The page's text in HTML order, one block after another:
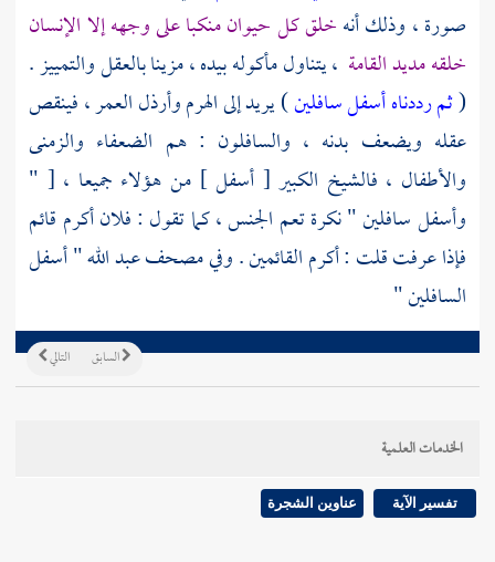
صورة ، وذلك أنهخلق كل حيوان منكبا على وجهه إلا الإنسان
خلقه مديد القامة ، يتناول مأكوله بيده ، مزينا بالعقل والتمييز .
(ثم رددناه أسفل سافلين) يريد إلى الهرم وأرذل العمر ، فينقص
عقله ويضعف بدنه ، والسافلون : هم الضعفاء والزمنى
والأطفال ، فالشيخ الكبير [ أسفل ] من هؤلاء جميعا ، [ "
وأسفل سافلين " نكرة تعم الجنس ، كما تقول : فلان أكرم قائم
فإذا عرفت قلت : أكرم القائمين . وفي مصحفعبد الله" أسفل
السافلين "
التالي السابق
الخدمات العلمية
تفسير الآية عناوين الشجرة